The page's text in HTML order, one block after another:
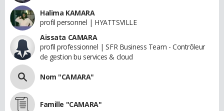
Halima KAMARA
profil personnel | HYATTSVILLE
Aissata CAMARA
profil professionnel | SFR Business Team - Contrôleur
de gestion bu services & cloud
Nom "CAMARA"
Famille "CAMARA"